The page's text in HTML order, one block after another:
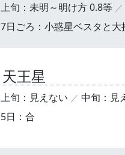
上旬：未明～明け方 0.8等
7日ごろ：小惑星ベスタと大
天王星
上旬：見えない 中旬：見
5日：合